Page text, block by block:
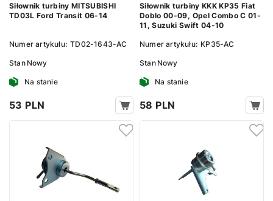
Siłownik turbiny MITSUBISHI
TD03L Ford Transit 06-14
Numer artykułu: TD02-1643-AC
Stan Nowy
Na stanie
53 PLN
Siłownik turbiny KKK KP35 Fiat
Doblo 00-09, Opel Combo C 01-
11, Suzuki Swift 04-10
Numer artykułu: KP35-AC
Stan Nowy
Na stanie
58 PLN